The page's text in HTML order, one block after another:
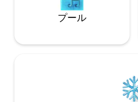
プール